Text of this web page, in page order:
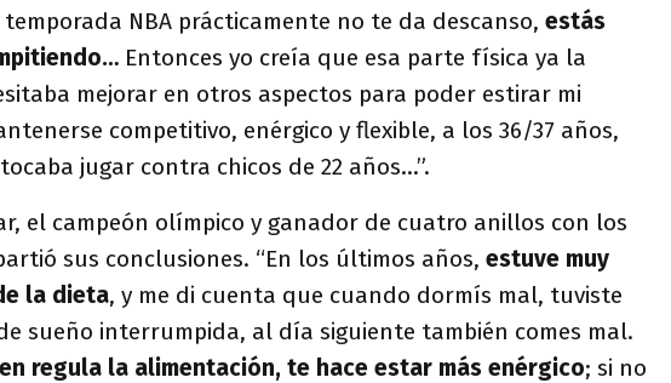
temporada NBA prácticamente no te da descanso, estás
Entonces yo creía que esa parte física ya la
mejorar en otros aspectos para poder estirar mi
competitivo, enérgico y flexible, a los 36/37 años,
jugar contra chicos de 22 años…”.
el campeón olímpico y ganador de cuatro anillos con los
sus conclusiones. “En los últimos años, estuve muy
la dieta, y me di cuenta que cuando dormís mal, tuviste
sueño interrumpida, al día siguiente también comes mal.
regula la alimentación, te hace estar más enérgico; si no